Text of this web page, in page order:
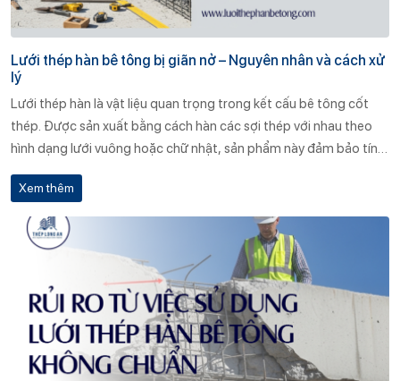
Lưới thép hàn bê tông bị giãn nở – Nguyên nhân và cách xử
lý
Lưới thép hàn là vật liệu quan trọng trong kết cấu bê tông cốt
thép. Được sản xuất bằng cách hàn các sợi thép với nhau theo
hình dạng lưới vuông hoặc chữ nhật, sản phẩm này đảm bảo tính
liên kết chặt chẽ, chịu lực tốt và dễ dàng thi công.
Xem thêm